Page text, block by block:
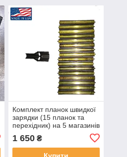
Комплект планок швидкої
зарядки (15 планок та
перехідник) на 5 магазинів
5.56х45 NATO (.223REM)
1 650₴